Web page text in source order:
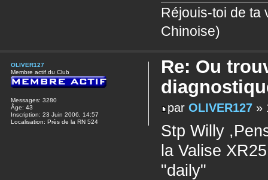
Réjouis-toi de ta
Chinoise)
Re: Ou
parOLIVER127 »
Stp Willy
la Valise
"daily"
OLIVER127
Membre actif du Club
Messages: 3280
Âge: 43
Inscription: 23 Juin 2006, 14:57
Localisation: Près de la RN 524